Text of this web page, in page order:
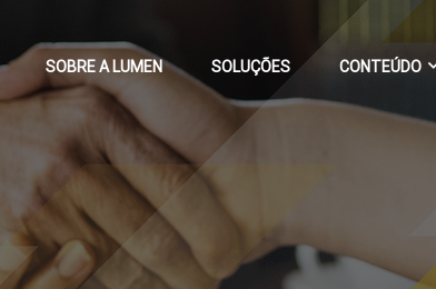
SOBRE A LUMEN SOLUÇÕES CONTEÚDO